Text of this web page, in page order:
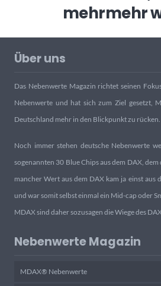
mehrmehr
Über uns
Das Nebenwerte Magazin richtet seinen
Nebenwerte und hat sich zum Ziel gesetzt,
Deutschland mehr in den Blickpunkt zu rücken.
Noch immer stehen deutsche Nebenwerte
sogenannten 30 Blue Chips aus dem DAX,
mancher Wert aus dem DAX kam ja einst aus
und war somit selbst einmal ein Mid-cap oder
MDAX sind daher sozusagen die Wiege des
Nebenwerte Magazin
MDAX® Nebenwerte